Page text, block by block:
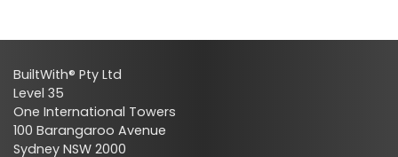
BuiltWith® Pty Ltd
Level 35
One International Towers
100 Barangaroo Avenue
Sydney NSW 2000